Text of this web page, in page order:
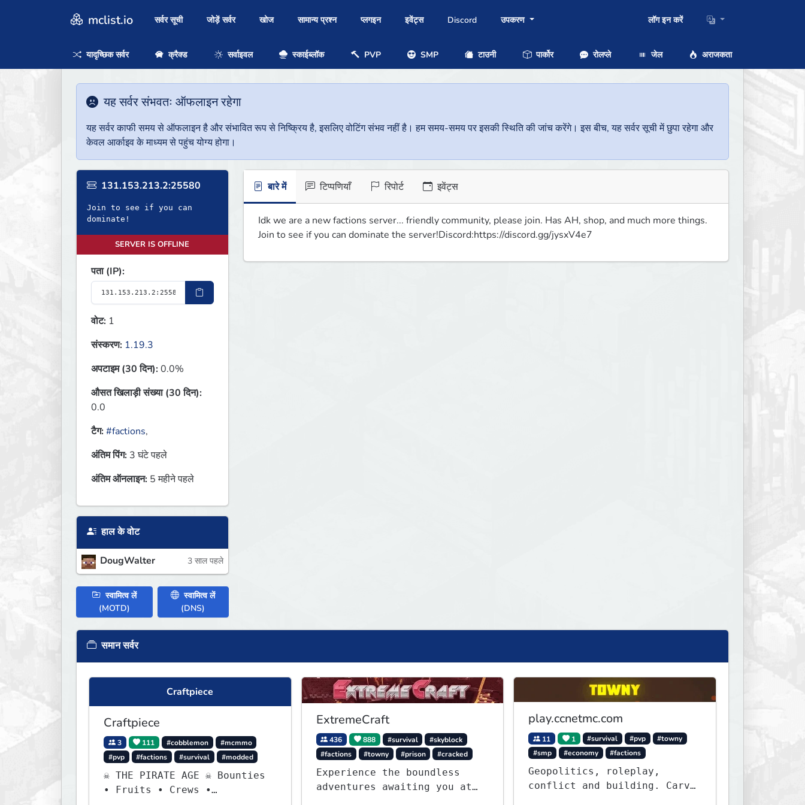
mclist.io सर्वर सूची जोड़ें सर्वर खोज सामान्य प्रश्न प्लगइन इवेंट्स Discord उपकरण लॉग इन करें
यादृच्छिक सर्वर क्रैक्ड सर्वाइवल स्काईब्लॉक PVP SMP टाउनी पार्कोर रोलप्ले जेल अराजकता
यह सर्वर संभवतः ऑफलाइन रहेगा
यह सर्वर काफी समय से ऑफलाइन है और संभावित रूप से निष्क्रिय है, इसलिए वोटिंग संभव नहीं है। हम समय-समय पर इसकी स्थिति की जांच करेंगे। इस बीच, यह सर्वर सूची में छुपा रहेगा और
केवल आर्काइव के माध्यम से पहुंच योग्य होगा।
131.153.213.2:25580
Join to see if you can
dominate!
SERVER IS OFFLINE
पता (IP):
वोट: 1
संस्करण: 1.19.3
अपटाइम (30 दिन):0.0%
औसत खिलाड़ी संख्या (30 दिन):
0.0
टैग:#factions,
अंतिम पिंग: 3 घंटे पहले
अंतिम ऑनलाइन: 5 महीने पहले
हाल के वोट
DougWalter 3 साल पहले
स्वामित्व लें
(MOTD)
स्वामित्व लें
(DNS)
बारे में टिप्पणियाँ रिपोर्ट इवेंट्स
Idk we are a new factions server... friendly community, please join. Has AH, shop, and much more things.
Join to see if you can dominate the server!Discord:https://discord.gg/jysxV4e7
समान सर्वर
Craftpiece
Craftpiece
3 111 #cobblemon
#mcmmo
#pvp
#factions #survival #modded
☠ THE PIRATE AGE ☠ Bounties
• Fruits • Crews •
ExtremeCraft
436 888 #survival
#skyblock
#factions
#towny #prison #cracked
Experience the boundless
adventures awaiting you at
play.ccnetmc.com
11 1 #survival #pvp
#towny
#smp
#economy #factions
Geopolitics, roleplay,
conflict and building. Carve